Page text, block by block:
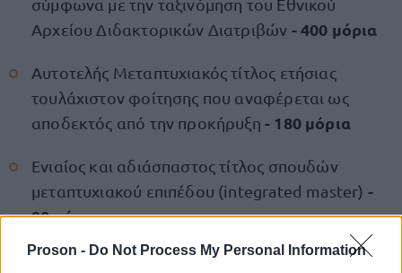
Proson - Do Not Process My Personal Information
σύμφωνα με την ταξινόμηση του Εθνικού
Αρχείου Διδακτορικών Διατριβών - 400 μόρια
Αυτοτελής Μεταπτυχιακός τίτλος ετήσιας
τουλάχιστον φοίτησης που αναφέρεται ως
αποδεκτός από την προκήρυξη- 180 μόρια
Ενιαίος και αδιάσπαστος τίτλος σπουδών
μεταπτυχιακού επιπέδου (integrated master) -
90 μόρια
Εμπειρία στο αντικείμενο της προς πλήρωση